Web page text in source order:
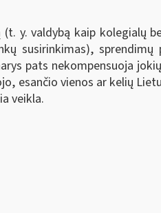
y. valdybą kaip kolegialų
susirinkimas),
pats nekompensuoja
esančio vienos ar kelių
veikla.